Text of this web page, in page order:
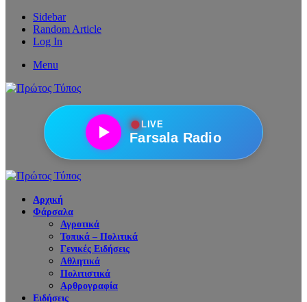
Sidebar
Random Article
Log In
Menu
●LIVE
Farsala Radio
Αρχική
Φάρσαλα
Αγροτικά
Τοπικά – Πολιτικά
Γενικές Ειδήσεις
Αθλητικά
Πολιτιστικά
Αρθρογραφία
Ειδήσεις